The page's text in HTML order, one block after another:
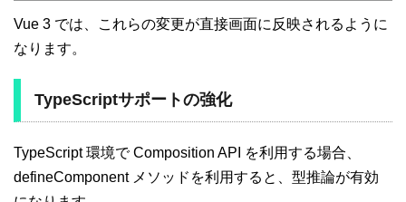
Vue 3 では、これらの変更が直接画面に反映されるように
なります。
TypeScriptサポートの強化
TypeScript 環境で Composition API を利用する場合、
defineComponent メソッドを利用すると、型推論が有効